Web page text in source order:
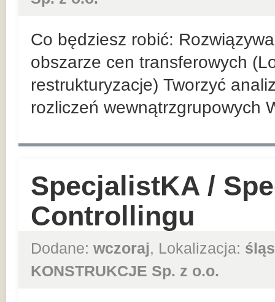
Co będziesz robić:
obszarze cen transferowych
restrukturyzacje) Tworzyć
rozliczeń wewnątrzgrupowych
SpecjalistKA /
Controllingu
Dodane: wczoraj, Lokalizacja:
KONSTRUKCJE Sp. z o.o.